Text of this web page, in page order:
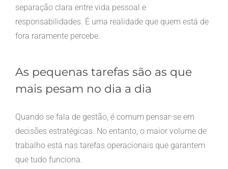
separação clara entre vida pessoal e
responsabilidades. É uma realidade que quem está de
fora raramente percebe.
As pequenas tarefas são as que
mais pesam no dia a dia
Quando se fala de gestão, é comum pensar-se em
decisões estratégicas. No entanto, o maior volume de
trabalho está nas tarefas operacionais que garantem
que tudo funciona.